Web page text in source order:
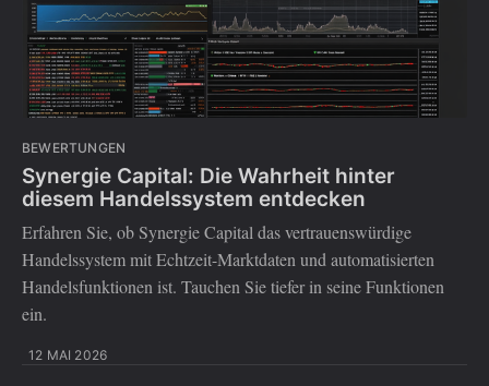
BEWERTUNGEN
Synergie Capital: Die Wahrheit hinter
diesem Handelssystem entdecken
Erfahren Sie, ob Synergie Capital das vertrauenswürdige
Handelssystem mit Echtzeit-Marktdaten und automatisierten
Handelsfunktionen ist. Tauchen Sie tiefer in seine Funktionen
ein.
12 MAI 2026